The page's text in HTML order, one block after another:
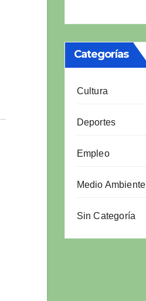
Categorías
Cultura
Deportes
Empleo
Medio Ambiente
Sin Categoría